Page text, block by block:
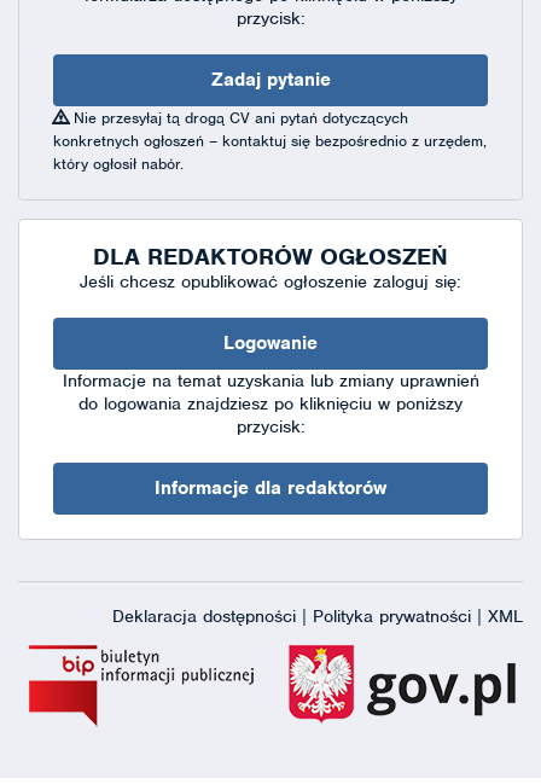
przycisk:
Zadaj pytanie
Nie przesyłaj tą drogą CV ani pytań dotyczących
konkretnych ogłoszeń – kontaktuj się bezpośrednio z urzędem,
który ogłosił nabór.
DLA REDAKTORÓW OGŁOSZEŃ
Jeśli chcesz opublikować ogłoszenie zaloguj się:
Logowanie
Informacje na temat uzyskania lub zmiany uprawnień
do logowania znajdziesz po kliknięciu w poniższy
przycisk:
Informacje dla redaktorów
Deklaracja dostępności | Polityka prywatności | XML